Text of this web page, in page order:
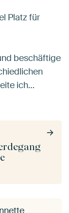
Platz für
beschäftige
ich…